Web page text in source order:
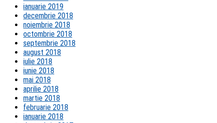
ianuarie 2019
decembrie 2018
noiembrie 2018
octombrie 2018
septembrie 2018
august 2018
iulie 2018
iunie 2018
mai 2018
aprilie 2018
martie 2018
februarie 2018
ianuarie 2018